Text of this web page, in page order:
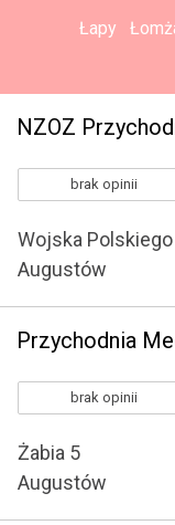
Łapy
brak opinii
Wojska Polskiego
Augustów
Przychodnia
brak opinii
Żabia 5
Augustów